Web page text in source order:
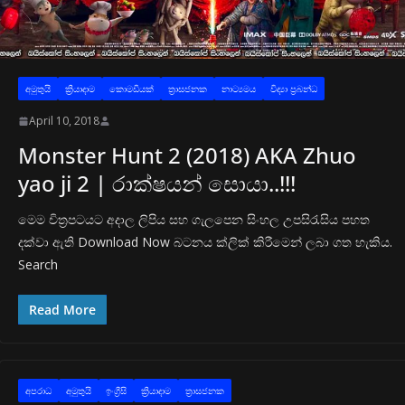
අමුතුයි ක්‍රියාදාම කොමඩියක් ත්‍රාසජනක නාට්‍යමය විද්‍යා ප්‍රබන්ධ
April 10, 2018
Monster Hunt 2 (2018) AKA Zhuo
yao ji 2 | රාක්ෂයන් සොයා..!!!
මෙම චිත්‍රපටයට අදාල ලිපිය සහ ගැලපෙන සිංහල උපසිරැසිය පහත
දක්වා ඇති Download Now බටනය ක්ලික් කිරීමෙන් ලබා ගත හැකිය.
Search
Read More
අප‍රාධ අමුතුයි ඉංග්‍රීසි ක්‍රියාදාම ත්‍රාසජනක